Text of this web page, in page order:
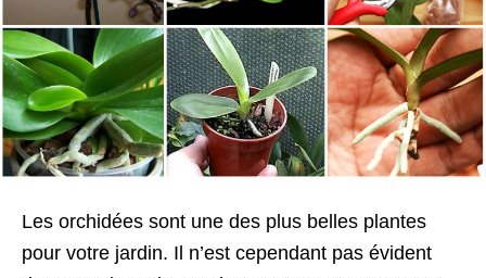
Les orchidées sont une des plus belles plantes
pour votre jardin. Il n’est cependant pas évident